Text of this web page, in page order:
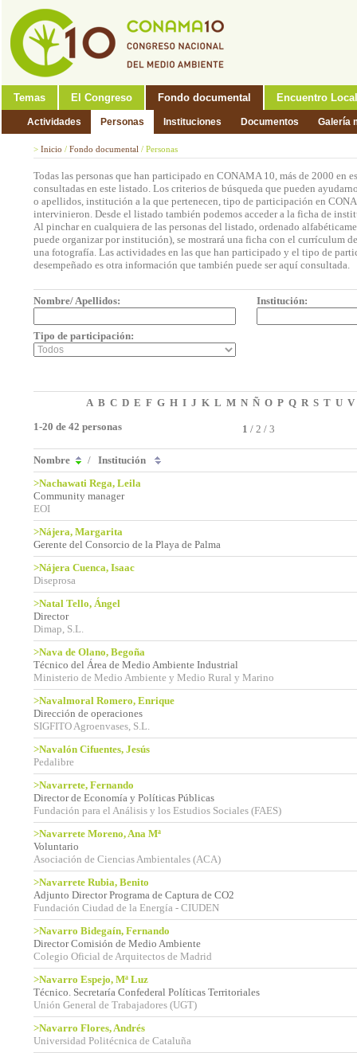
Temas El Congreso Fondo documental Encuentro Local
Actividades Personas Instituciones Documentos Galería
> Inicio / Fondo documental / Personas
Todas las personas que han participado en CONAMA 10, más de 2000 en
consultadas en este listado. Los criterios de búsqueda que pueden
o apellidos, institución a la que pertenecen, tipo de participación en
intervinieron. Desde el listado también podemos acceder a la ficha de
Al pinchar en cualquiera de las personas del listado, ordenado
puede organizar por institución), se mostrará una ficha con el currículum
una fotografía. Las actividades en las que han participado y el tipo de
desempeñado es otra información que también puede ser aquí consultada.
Nombre/ Apellidos: Institución:
Tipo de participación:
A B C D E F G H I J K L M N Ñ O P Q R S T U V
1-20 de 42 personas
1 / 2 / 3
Nombre / Institución
>Nachawati Rega, Leila
Community manager
EOI
>Nájera, Margarita
Gerente del Consorcio de la Playa de Palma
>Nájera Cuenca, Isaac
Diseprosa
>Natal Tello, Ángel
Director
Dimap, S.L.
>Nava de Olano, Begoña
Técnico del Área de Medio Ambiente Industrial
Ministerio de Medio Ambiente y Medio Rural y Marino
>Navalmoral Romero, Enrique
Dirección de operaciones
SIGFITO Agroenvases, S.L.
>Navalón Cifuentes, Jesús
Pedalibre
>Navarrete, Fernando
Director de Economía y Políticas Públicas
Fundación para el Análisis y los Estudios Sociales (FAES)
>Navarrete Moreno, Ana Mª
Voluntario
Asociación de Ciencias Ambientales (ACA)
>Navarrete Rubia, Benito
Adjunto Director Programa de Captura de CO2
Fundación Ciudad de la Energía - CIUDEN
>Navarro Bidegaín, Fernando
Director Comisión de Medio Ambiente
Colegio Oficial de Arquitectos de Madrid
>Navarro Espejo, Mª Luz
Técnico. Secretaría Confederal Políticas Territoriales
Unión General de Trabajadores (UGT)
>Navarro Flores, Andrés
Universidad Politécnica de Cataluña